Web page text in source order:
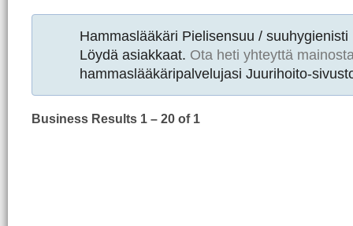
Hammaslääkäri Pielisensuu /
Löydä asiakkaat. Ota heti yhteyttä
hammaslääkäripalvelujasi Juurihoito-
Business Results 1 – 20 of 1